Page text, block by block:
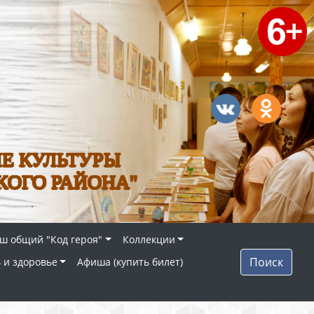
КУЛЬТУРЫ
РАЙОНА"
общий "Код героя"
Коллекции
и здоровье
Афиша (купить билет) Поиск